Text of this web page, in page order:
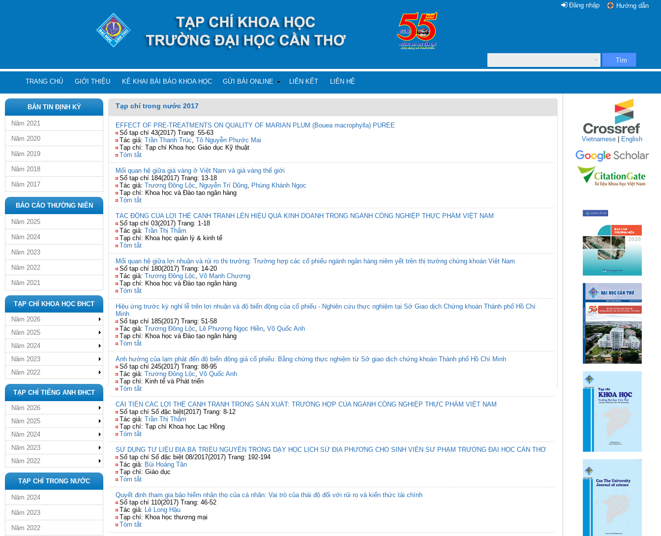
Hướng dẫn
Đăng nhập
Tìm
TRANG CHỦ GIỚI THIỆU KÊ KHAI BÀI BÁO KHOA HỌC GỬI BÀI ONLINE LIÊN KẾT LIÊN HỆ
BẢN TIN ĐỊNH KỲ
Năm 2021
Năm 2020
Năm 2019
Năm 2018
Năm 2017
BÁO CÁO THƯỜNG NIÊN
Năm 2025
Năm 2024
Năm 2023
Năm 2022
Năm 2021
TẠP CHÍ KHOA HỌC ĐHCT
Năm 2026
Năm 2025
Năm 2024
Năm 2023
Năm 2022
TẠP CHÍ TIẾNG ANH ĐHCT
Năm 2026
Năm 2025
Năm 2024
Năm 2023
Năm 2022
TẠP CHÍ TRONG NƯỚC
Năm 2024
Năm 2023
Năm 2022
Tạp chí trong nước 2017
EFFECT OF PRE-TREATMENTS ON QUALITY OF MARIAN PLUM (Bouea macrophylla) PURÉE
Số tạp chí 43(2017) Trang: 55-63
Tác giả: Trần Thanh Trúc, Tô Nguyễn Phước Mai
Tạp chí: Tạp chí Khoa học Giáo dục Kỹ thuật
Tóm tắt
Mối quan hệ giữa giá vàng ở Việt Nam và giá vàng thế giới
Số tạp chí 184(2017) Trang: 13-18
Tác giả: Trương Đông Lộc, Nguyễn Trí Dũng, Phùng Khánh Ngọc
Tạp chí: Khoa học và Đào tạo ngân hàng
Tóm tắt
TÁC ĐỘNG CỦA LỢI THẾ CẠNH TRANH LÊN HIỆU QUẢ KINH DOANH TRONG NGÀNH CÔNG NGHIỆP THỰC PHẨM VIỆT NAM
Số tạp chí 03(2017) Trang: 1-18
Tác giả: Trần Thị Thắm
Tạp chí: Khoa học quản lý & kinh tế
Tóm tắt
Mối quan hệ giữa lợi nhuận và rủi ro thị trường: Trường hợp các cổ phiếu ngành ngân hàng niêm yết trên thị trường chứng khoán Việt Nam
Số tạp chí 180(2017) Trang: 14-20
Tác giả: Trương Đông Lộc, Võ Mạnh Chương
Tạp chí: Khoa học và Đào tạo ngân hàng
Tóm tắt
Hiệu ứng trước kỳ nghỉ lễ trên lợi nhuận và độ biến động của cổ phiếu - Nghiên cứu thực nghiệm tại Sở Giao dịch Chứng khoán Thành phố Hồ Chí
Minh
Số tạp chí 185(2017) Trang: 51-58
Tác giả: Trương Đông Lộc, Lê Phương Ngọc Hiền, Võ Quốc Anh
Tạp chí: Khoa học và Đào tạo ngân hàng
Tóm tắt
Ảnh hưởng của lạm phát đến độ biến động giá cổ phiếu: Bằng chứng thực nghiệm từ Sở giao dịch chứng khoán Thành phố Hồ Chí Minh
Số tạp chí 245(2017) Trang: 88-95
Tác giả: Trương Đông Lộc, Võ Quốc Anh
Tạp chí: Kinh tế và Phát triển
Tóm tắt
CẢI TIẾN CÁC LỢI THẾ CẠNH TRANH TRONG SẢN XUẤT: TRƯỜNG HỢP CỦA NGÀNH CÔNG NGHIỆP THỰC PHẨM VIỆT NAM
Số tạp chí Số đặc biệt(2017) Trang: 8-12
Tác giả: Trần Thị Thắm
Tạp chí: Tạp chí Khoa học Lạc Hồng
Tóm tắt
SỬ DỤNG TƯ LIỆU ĐỊA BẠ TRIỀU NGUYỄN TRONG DẠY HỌC LỊCH SỬ ĐỊA PHƯƠNG CHO SINH VIÊN SƯ PHẠM TRƯỜNG ĐẠI HỌC CẦN THƠ
Số tạp chí Số đặc biệt 08/2017(2017) Trang: 192-194
Tác giả: Bùi Hoàng Tân
Tạp chí: Giáo dục
Tóm tắt
Quyết định tham gia bảo hiểm nhân thọ của cá nhân: Vai trò của thái độ đối với rủi ro và kiến thức tài chính
Số tạp chí 110(2017) Trang: 46-52
Tác giả: Lê Long Hậu
Tạp chí: Khoa học thương mại
Tóm tắt
Vietnamese English